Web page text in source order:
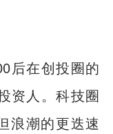
后在创投圈的
资人。科技圈
浪潮的更迭速